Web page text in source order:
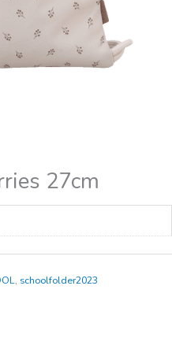
27cm
, schoolfolder2023